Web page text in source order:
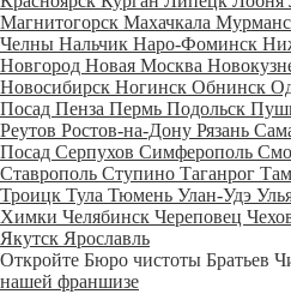
Магнитогорск Махачкала
Челны Нальчик Наро-Фоминск
Новгород Новая Москва
Новосибирск Ногинск Обнинск
Посад Пенза Пермь Подольск
Реутов Ростов-на-Дону Рязань
Посад Серпухов Симферополь
Ставрополь Ступино Таганрог
Троицк Тула Тюмень Улан-Удэ
Химки Челябинск Череповец
Якутск Ярославль
Откройте Бюро чистоты Братьев
нашей франшизе